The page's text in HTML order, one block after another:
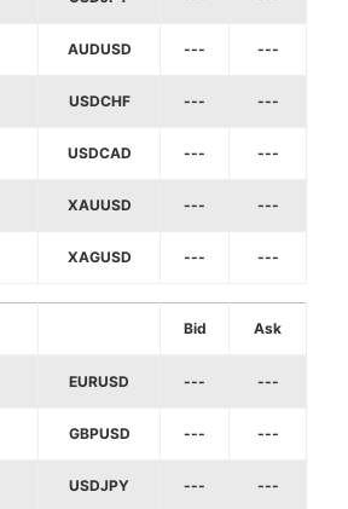
AUDUSD --- ---
USDCHF --- ---
USDCAD --- ---
XAUUSD --- ---
XAGUSD --- ---
Bid Ask
EURUSD --- ---
GBPUSD --- ---
USDJPY --- ---